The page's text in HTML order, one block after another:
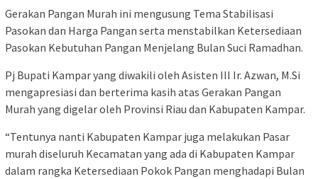
Gerakan Pangan Murah ini mengusung Tema Stabilisasi
Pasokan dan Harga Pangan serta menstabilkan Ketersediaan
Pasokan Kebutuhan Pangan Menjelang Bulan Suci Ramadhan.
Pj Bupati Kampar yang diwakili oleh Asisten III Ir. Azwan, M.Si
mengapresiasi dan berterima kasih atas Gerakan Pangan
Murah yang digelar oleh Provinsi Riau dan Kabupaten Kampar.
“Tentunya nanti Kabupaten Kampar juga melakukan Pasar
murah diseluruh Kecamatan yang ada di Kabupaten Kampar
dalam rangka Ketersediaan Pokok Pangan menghadapi Bulan